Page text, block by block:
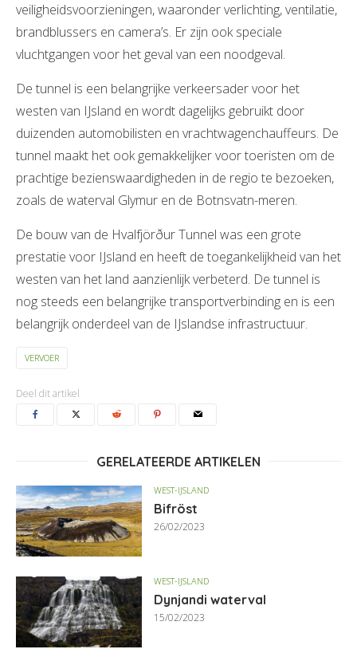
veiligheidsvoorzieningen, waaronder verlichting, ventilatie,
brandblussers en camera’s. Er zijn ook speciale
vluchtgangen voor het geval van een noodgeval.
De tunnel is een belangrijke verkeersader voor het
westen van IJsland en wordt dagelijks gebruikt door
duizenden automobilisten en vrachtwagenchauffeurs. De
tunnel maakt het ook gemakkelijker voor toeristen om de
prachtige bezienswaardigheden in de regio te bezoeken,
zoals de waterval Glymur en de Botnsvatn-meren.
De bouw van de Hvalfjörður Tunnel was een grote
prestatie voor IJsland en heeft de toegankelijkheid van het
westen van het land aanzienlijk verbeterd. De tunnel is
nog steeds een belangrijke transportverbinding en is een
belangrijk onderdeel van de IJslandse infrastructuur.
VERVOER
Deel dit artikel
GERELATEERDE ARTIKELEN
WEST-IJSLAND
Bifröst
26/02/2023
WEST-IJSLAND
Dynjandi waterval
15/02/2023